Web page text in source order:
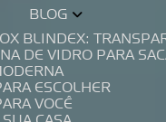
BLOG
BOX BLINDEX:
DE VIDRO PARA
ESCOLHER
VOCÊ